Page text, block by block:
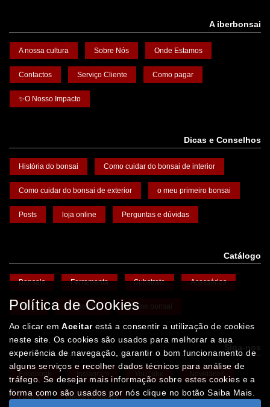
A iberbonsai
A nossa cultura Sobre Nós Onde Estamos
Contactos Serviço Cliente Como pagar
✨O Nosso Impacto
Dicas e Conselhos
História do bonsai Como cuidar do bonsai de interior
Como cuidar do bonsai de exterior o meu primeiro bonsai
Posts loja online Perguntas e dúvidas
Catálogo
Bonsais Ferramenta Substrato Acessórios
Vasos Promoções Arame bonsai
Siga-nos
Facebook Instagram YouTube Novidades
Léxico Missão Floresta
Política de Cookies
Ao clicar emAceitarestá a consentir a utilização de cookies
neste site. Os cookies são usados para melhorar a sua
experiência de navegação, garantir o bom funcionamento de
alguns serviços e recolher dados técnicos para análise de
tráfego. Se desejar mais informação sobre estes cookies e a
forma como são usados por nós clique no botão Saiba Mais.